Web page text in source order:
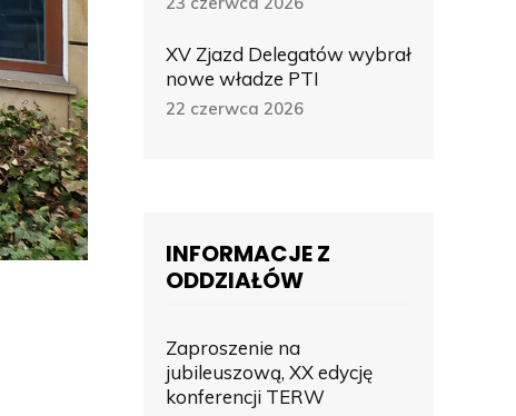
XV Zjazd Delegatów wybrał
nowe władze PTI
22 czerwca 2026
INFORMACJE Z
ODDZIAŁÓW
Zaproszenie na
jubileuszową, XX edycję
konferencji TERW